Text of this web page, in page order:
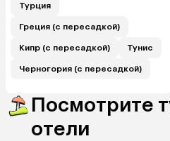
Турция
Греция (с пересадкой)
Кипр (с пересадкой) Тунис
Черногория (с пересадкой)
Посмотрите
отели